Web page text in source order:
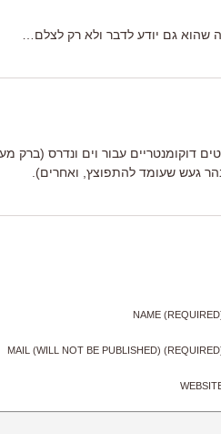
שהוא גם יודע לדבר ולא רק לצלם…
דוקומנטריים עבור וים ונדרס (ברק
געש שעומד להתפוצץ, ואחרים).
NAME
MAIL (WILL NOT BE PUBLISHED)